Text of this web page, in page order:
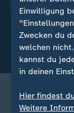
Linken-Chef im
Pantisano
CDU-
aus
Einwilligung
Zwecken du
welchen
kannst du
in deinen
Hier findest
Weitere